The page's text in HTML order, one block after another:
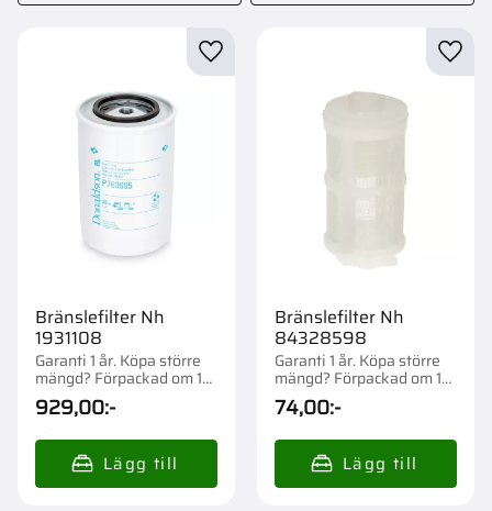
Bränslefilter Nh
1931108
Garanti 1 år. Köpa större
mängd? Förpackad om 1
st.
929,00:-
Lägg till i favoriter
Bränslefilter Nh
84328598
Garanti 1 år. Köpa större
mängd? Förpackad om 1
st.
74,00:-